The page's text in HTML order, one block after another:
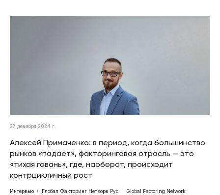
27 декабря 2024 г.
Алексей Примаченко: в период, когда большинство
рынков «падает», факторинговая отрасль — это
«тихая гавань», где, наоборот, происходит
контрцикличный рост
Интервью Глобал Факторинг Нетворк Рус Global Factoring Network